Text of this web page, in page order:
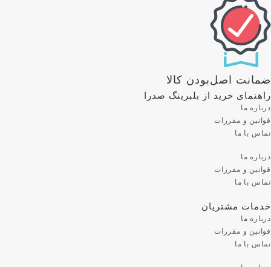
ضمانت اصل‌بودن کالا
راهنمای خرید از بلبرینگ صدرا
درباره ما
قوانین و مقررات
تماس با ما
درباره ما
قوانین و مقررات
تماس با ما
خدمات مشتریان
درباره ما
قوانین و مقررات
تماس با ما